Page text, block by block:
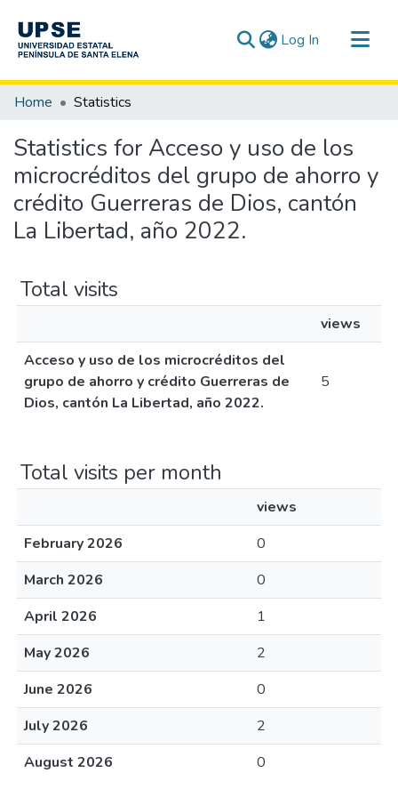
Log In (current)
Communities & Collections
Home Statistics
Statistics for Acceso y uso de los
microcréditos del grupo de ahorro y
crédito Guerreras de Dios, cantón
La Libertad, año 2022.
Total visits
views
Acceso y uso de los microcréditos del
grupo de ahorro y crédito Guerreras de
Dios, cantón La Libertad, año 2022.
5
Total visits per month
views
February 2026
0
March 2026
0
April 2026
1
May 2026
2
June 2026
0
July 2026
2
August 2026
0